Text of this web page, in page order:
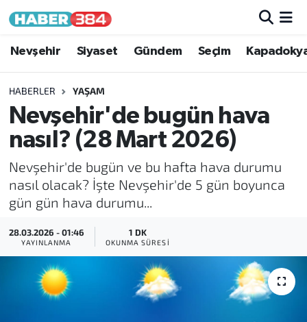
Nevşehir Siyaset Gündem Seçim
HABERLER YAŞAM
Nevşehir'de bugün hava
nasıl? (28 Mart 2026)
Nevşehir'de bugün ve bu hafta hava durumu
nasıl olacak? İşte Nevşehir'de 5 gün boyunca
gün gün hava durumu...
28.03.2026 - 01:46
YAYINLANMA
1 DK
OKUNMA SÜRESI
Nöbetçi Eczaneler
Hava Durumu
Trafik Durumu
Tüm Manşetler
Son Dakika Haberleri
Haber Arşivi